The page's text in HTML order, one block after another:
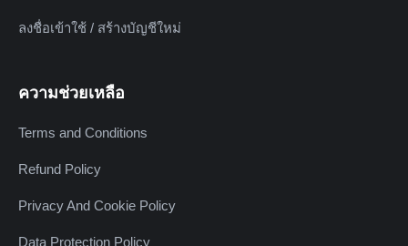
ลงชื่อเข้าใช้ / สร้างบัญชีใหม่
ความช่วยเหลือ
Terms and Conditions
Refund Policy
Privacy And Cookie Policy
Data Protection Policy